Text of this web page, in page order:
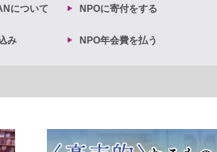
について NPOに寄付をする
み NPO年会費を払う